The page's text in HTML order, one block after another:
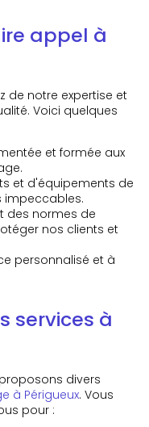
appel à
de notre expertise et
Voici quelques
et formée aux
et d'équipements de
impeccables.
des normes de
nos clients et
personnalisé et à
services à
divers
à Périgueux. Vous
pour :